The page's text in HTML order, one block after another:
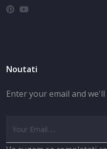
Noutati
Enter your email and